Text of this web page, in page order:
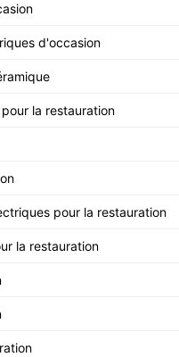
d'occasion
la restauration
pour la restauration
la restauration